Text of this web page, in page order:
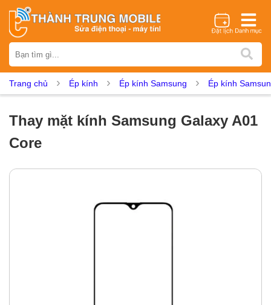
iPhone Samsung Oppo Xiaomi Realme Vivo
Vsmart Huawei Google Pixel
Dịch vụ sửa chữa
Thay loa Thay kính lưng Thay vỏ Thay chân sạc
Thay màn hình
Trang chủ Ép kính Ép kính Samsung Ép kính
Thay mặt kính Samsung Galaxy A01
Core